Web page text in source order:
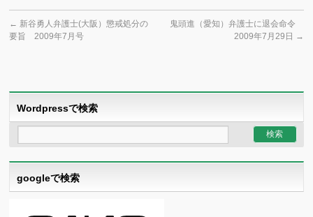
← 新谷勇人弁護士(大阪）懲戒処分の
要旨 2009年7月号
鬼頭進（愛知）弁護士に退会命令
2009年7月29日 →
Wordpressで検索
googleで検索